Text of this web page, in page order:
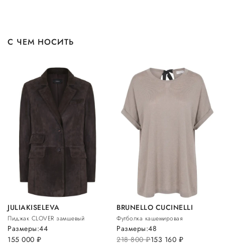
С ЧЕМ НОСИТЬ
JULIAKISELEVA
Пиджак CLOVER замшевый
155 000 руб.
Размеры:44
BRUNELLO CUCINELLI
Футболка кашемировая
218 800руб.153 160 руб.
Размеры:48